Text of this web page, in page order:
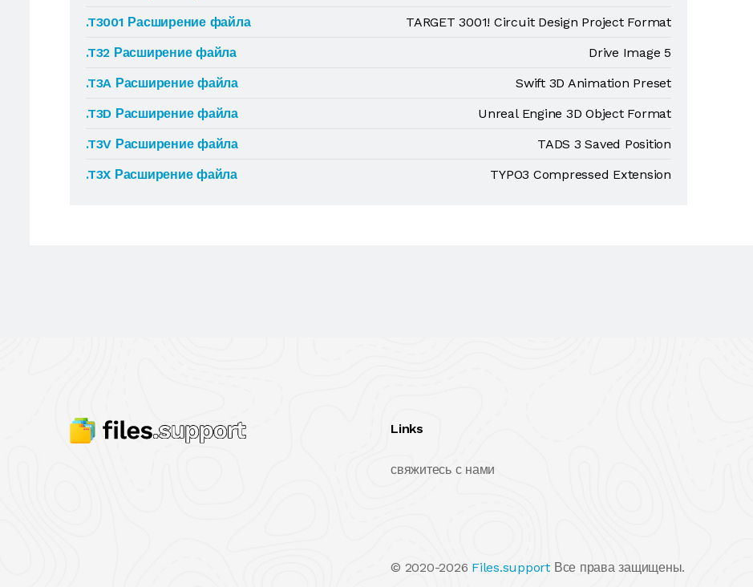
.T3001 Расширение файла
TARGET 3001! Circuit Design Project Format
.T32 Расширение файла
Drive Image 5
.T3A Расширение файла
Swift 3D Animation Preset
.T3D Расширение файла
Unreal Engine 3D Object Format
.T3V Расширение файла
TADS 3 Saved Position
.T3X Расширение файла
TYPO3 Compressed Extension
Links
свяжитесь с нами
© 2020-2026 Files.support Все права защищены.